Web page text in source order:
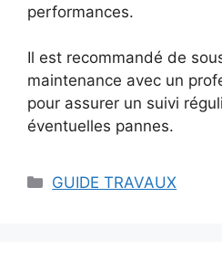
performances.
Il est recommandé de
maintenance avec un
pour assurer un suivi
éventuelles pannes.
Catégories
GUIDE TRAVAUX